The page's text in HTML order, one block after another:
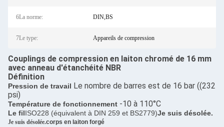
6La norme: DIN,BS
7Le type: Appareils de compression
Couplings de compression en laiton chromé de 16 mm
avec anneau d'étanchéité NBR
Définition
Pression de travail Le nombre de barres est de 16 bar ((232
psi)
Température de fonctionnement -10 à 110°C
Le filISO228 (équivalent à DIN 259 et BS2779)Je suis désolée.
Je suis désolée.corps en laiton forgé